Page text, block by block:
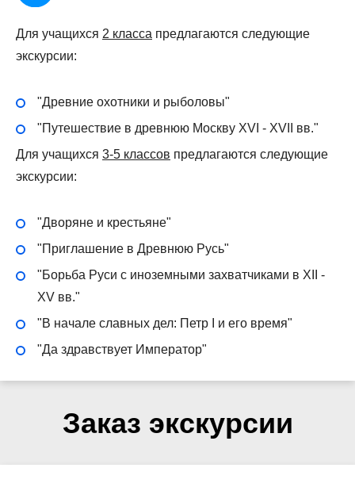
Для учащихся 2 класса предлагаются следующие
экскурсии:
"Древние охотники и рыболовы"
"Путешествие в древнюю Москву XVI - XVII вв."
Для учащихся 3-5 классов предлагаются следующие
экскурсии:
"Дворяне и крестьяне"
"Приглашение в Древнюю Русь"
"Борьба Руси с иноземными захватчиками в XII -
XV вв."
"В начале славных дел: Петр I и его время"
"Да здравствует Император"
Заказ экскурсии